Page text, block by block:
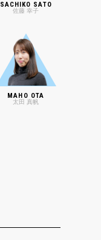
SACHIKO SATO
佐藤 幸子
MAHO OTA
太田 真帆